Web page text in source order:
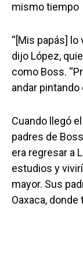
mismo tiempo
“[Mis papás] lo
dijo López,
como Boss.
andar pintando
Cuando llegó
padres de
era regresar a
estudios y
mayor. Sus
Oaxaca,